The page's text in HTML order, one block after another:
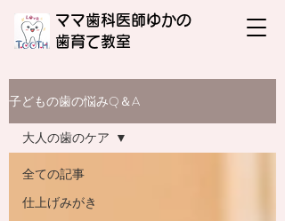
ママ歯科医師ゆかの
​歯育て教室
子どもの歯の悩みQ＆A
全ての記事
仕上げみがき
大人の歯のケア